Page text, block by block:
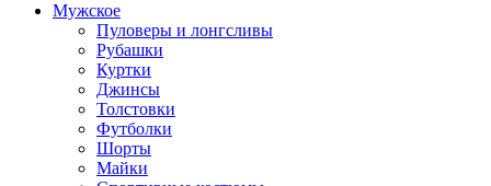
Мужское
Пуловеры и лонгсливы
Рубашки
Куртки
Джинсы
Толстовки
Футболки
Шорты
Майки